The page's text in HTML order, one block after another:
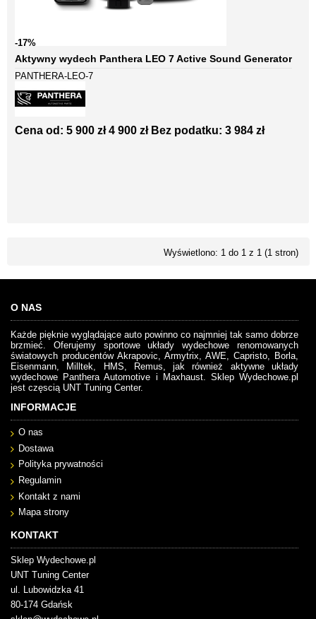
-17%
Aktywny wydech Panthera LEO 7 Active Sound Generator
PANTHERA-LEO-7
Cena od: 5 900 zł 4 900 zł Bez podatku: 3 984 zł
Wyświetlono: 1 do 1 z 1 (1 stron)
O NAS
Każde pięknie wyglądające auto powinno co najmniej tak samo dobrze
brzmieć. Oferujemy sportowe układy wydechowe renomowanych
światowych producentów Akrapovic, Armytrix, AWE, Capristo, Borla,
Eisenmann, Milltek, HMS, Remus, jak również aktywne układy
wydechowe Panthera Automotive i Maxhaust. Sklep Wydechowe.pl
jest częscią UNT Tuning Center.
INFORMACJE
O nas
Dostawa
Polityka prywatności
Regulamin
Kontakt z nami
Mapa strony
KONTAKT
Sklep Wydechowe.pl
UNT Tuning Center
ul. Lubowidzka 41
80-174 Gdańsk